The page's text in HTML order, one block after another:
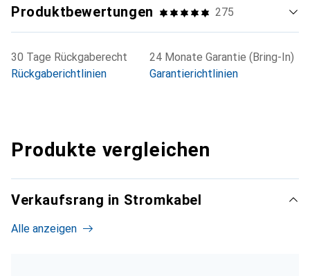
Produktbewertungen 275
30 Tage Rückgaberecht
Rückgaberichtlinien
24 Monate Garantie (Bring-In)
Garantierichtlinien
Produkte vergleichen
Verkaufsrang in Stromkabel
Alle anzeigen